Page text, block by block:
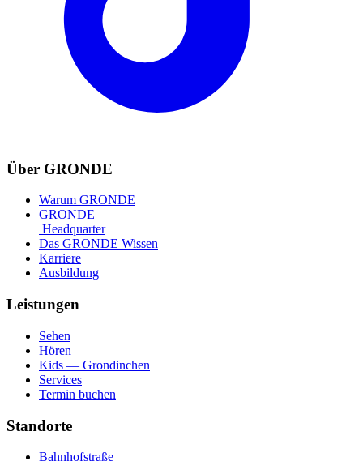
Über GRONDE
Warum GRONDE
GRONDE
Headquarter
Das GRONDE Wissen
Karriere
Ausbildung
Leistungen
Sehen
Hören
Kids — Grondinchen
Services
Termin buchen
Standorte
Bahnhofstraße